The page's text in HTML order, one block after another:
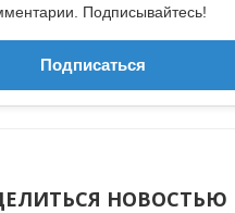
Подписывайтесь!
Подписаться
НОВОСТЬЮ